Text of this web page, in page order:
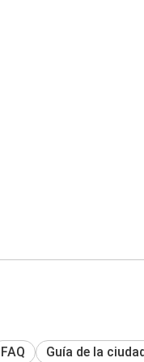
FAQ Guía de la